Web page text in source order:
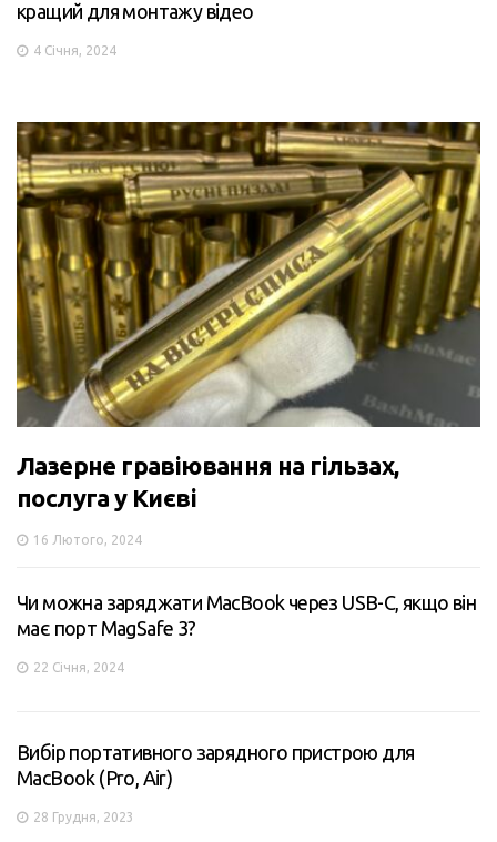
кращий для монтажу відео
4 Січня, 2024
Лазерне гравіювання на гільзах,
послуга у Києві
16 Лютого, 2024
Чи можна заряджати MacBook через USB-C, якщо він
має порт MagSafe 3?
22 Січня, 2024
Вибір портативного зарядного пристрою для
MacBook (Pro, Air)
28 Грудня, 2023